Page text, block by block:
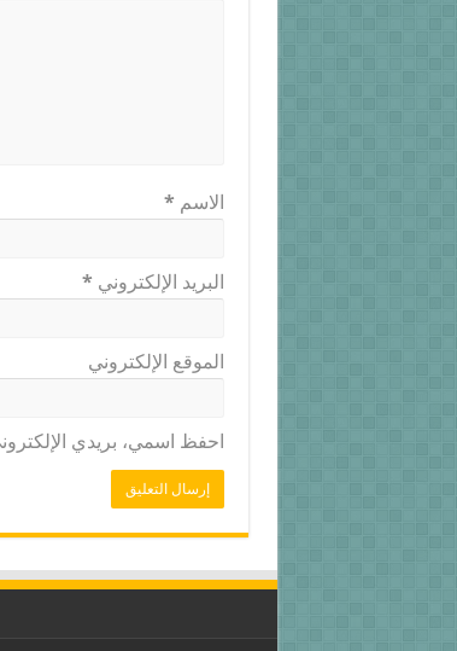
الاسم *
البريد الإلكتروني *
الموقع الإلكتروني
احفظ اسمي، بريدي